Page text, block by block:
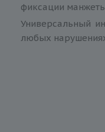
фиксации
Универсальный
любых